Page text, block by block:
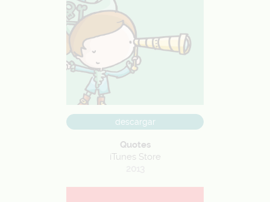
descargar
Quotes
iTunes Store